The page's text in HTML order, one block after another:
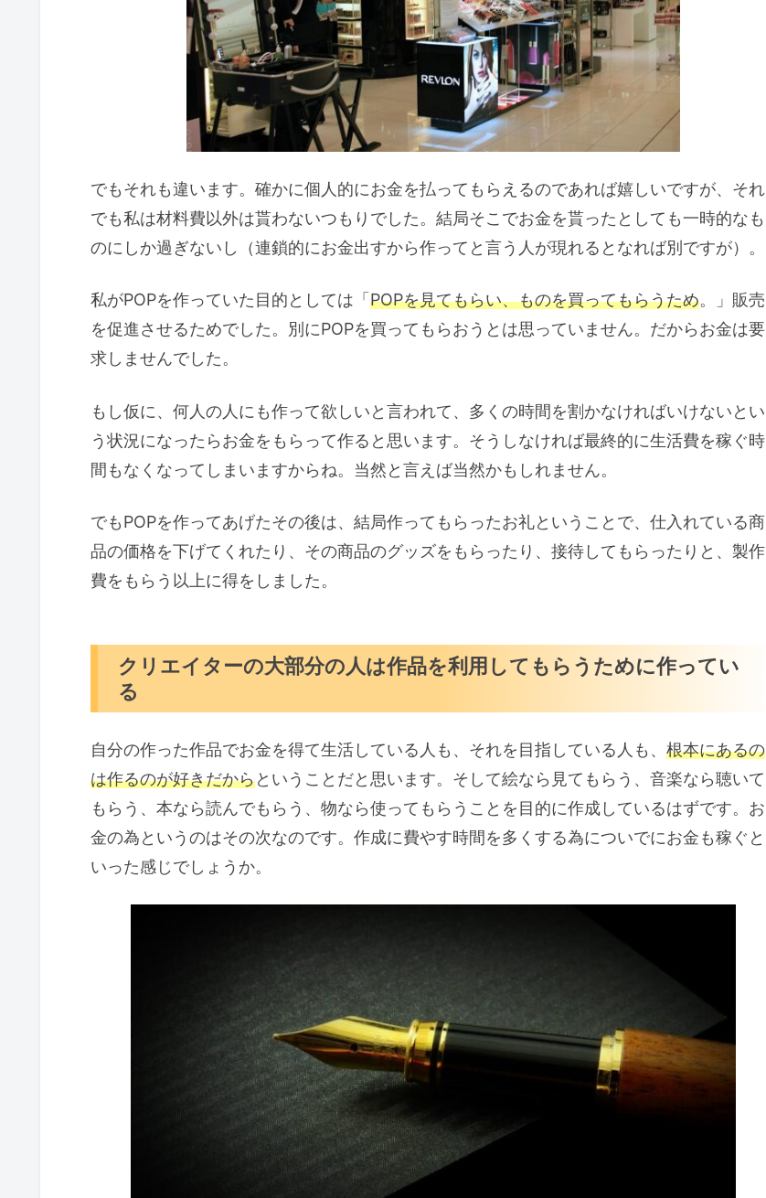
でもそれも違います。確かに個人的にお金を払ってもらえるのであれば嬉しいですが、それ
でも私は材料費以外は貰わないつもりでした。結局そこでお金を貰ったとしても一時的なも
のにしか過ぎないし（連鎖的にお金出すから作ってと言う人が現れるとなれば別ですが）。
私がPOPを作っていた目的としては「 POPを見てもらい、ものを買ってもらうため。」販売
を促進させるためでした。別にPOPを買ってもらおうとは思っていません。だからお金は要
求しませんでした。
もし仮に、何人の人にも作って欲しいと言われて、多くの時間を割かなければいけないとい
う状況になったらお金をもらって作ると思います。そうしなければ最終的に生活費を稼ぐ時
間もなくなってしまいますからね。当然と言えば当然かもしれません。
でもPOPを作ってあげたその後は、結局作ってもらったお礼ということで、仕入れている商
品の価格を下げてくれたり、その商品のグッズをもらったり、接待してもらったりと、製作
費をもらう以上に得をしました。
クリエイターの大部分の人は作品を利用してもらうために作ってい
る
自分の作った作品でお金を得て生活している人も、それを目指している人も、 根本にあるの
は作るのが好きだからということだと思います。そして絵なら見てもらう、音楽なら聴いて
もらう、本なら読んでもらう、物なら使ってもらうことを目的に作成しているはずです。お
金の為というのはその次なのです。作成に費やす時間を多くする為についでにお金も稼ぐと
いった感じでしょうか。